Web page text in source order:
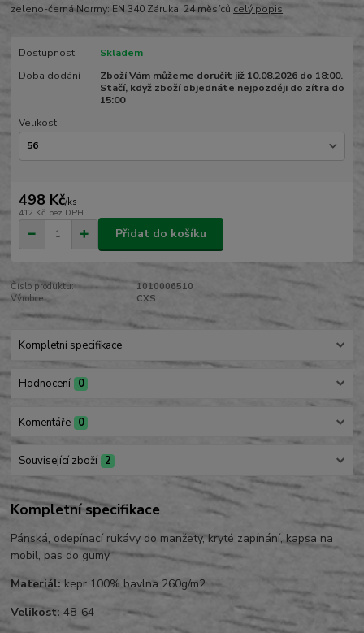
zeleno-černá Normy: EN 340 Záruka: 24 měsíců celý popis
Dostupnost
Skladem
Doba dodání
Zboží Vám můžeme doručit již 10.08.2026 do 18:00.
Stačí, když zboží objednáte nejpozději do zítra do
15:00
Velikost
498 Kč/ks
412 Kč bez DPH
Přidat do košíku
Číslo produktu:
1010006510
Výrobce:
CXS
Kompletní specifikace
Hodnocení 0
Komentáře 0
Související zboží 2
Kompletní specifikace
Pánská, odepínací rukávy do manžety, kryté zapínání, kapsa na
mobil, pas do gumy
Materiál: kepr 100% bavlna 260g/m2
Velikost: 48-64